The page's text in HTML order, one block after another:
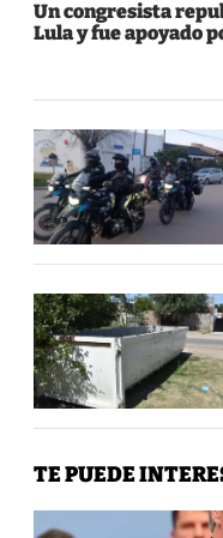
Un congresista
Lula y fue apoyado
TE PUEDE